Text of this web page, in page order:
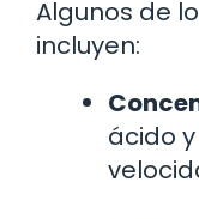
Algunos de
incluyen:
ácido